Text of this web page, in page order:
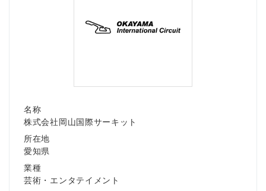
名称
株式会社岡山国際サーキット
所在地
愛知県
業種
芸術・エンタテイメント